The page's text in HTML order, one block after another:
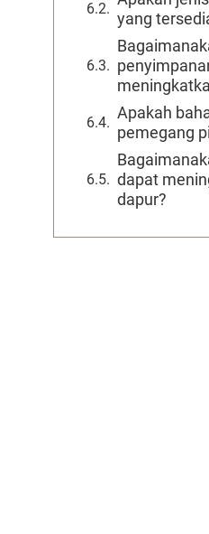
yang
Apakah
pemegang
dapat
dapur?